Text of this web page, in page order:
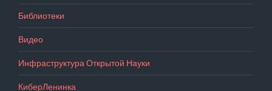
Библиотеки
Видео
Инфраструктура Открытой Науки
КиберЛенинка